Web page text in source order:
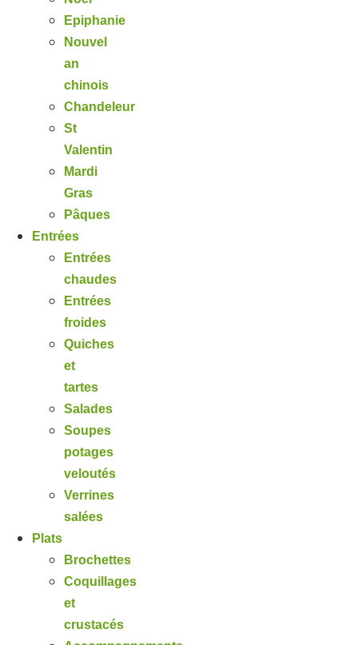
Epiphanie
Nouvel
an
chinois
Chandeleur
St
Valentin
Mardi
Gras
Pâques
Entrées
Entrées
chaudes
Entrées
froides
Quiches
et
tartes
Salades
Soupes
potages
veloutés
Verrines
salées
Plats
Brochettes
Coquillages
et
crustacés